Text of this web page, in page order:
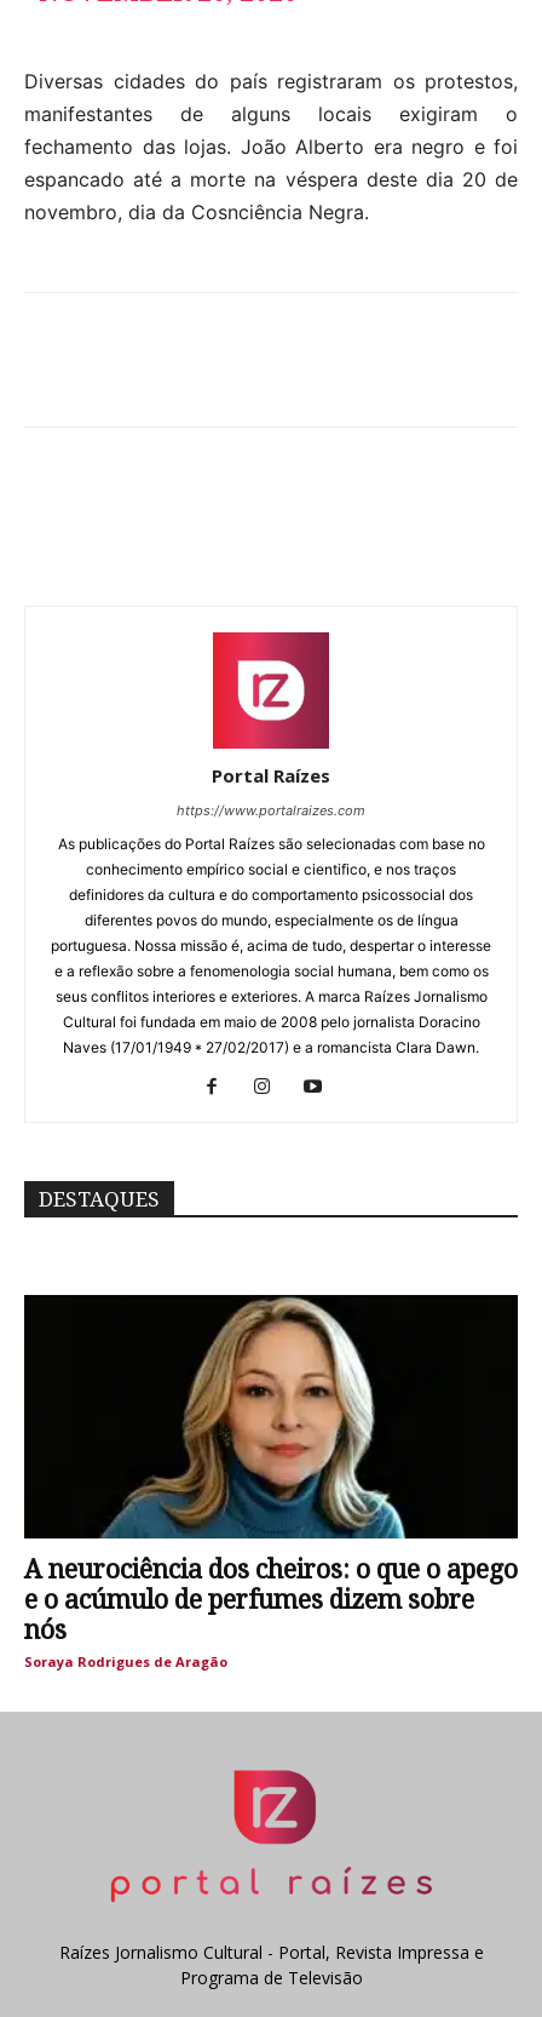
Diversas cidades do país registraram os protestos,
manifestantes de alguns locais exigiram o
fechamento das lojas. João Alberto era negro e foi
espancado até a morte na véspera deste dia 20 de
novembro, dia da Cosnciência Negra.
Portal Raízes
https://www.portalraizes.com
As publicações do Portal Raízes são selecionadas com base no
conhecimento empírico social e cientifico, e nos traços
definidores da cultura e do comportamento psicossocial dos
diferentes povos do mundo, especialmente os de língua
portuguesa. Nossa missão é, acima de tudo, despertar o interesse
e a reflexão sobre a fenomenologia social humana, bem como os
seus conflitos interiores e exteriores. A marca Raízes Jornalismo
Cultural foi fundada em maio de 2008 pelo jornalista Doracino
Naves (17/01/1949 * 27/02/2017) e a romancista Clara Dawn.
DESTAQUES
A neurociência dos cheiros: o que o apego
e o acúmulo de perfumes dizem sobre
nós
Soraya Rodrigues de Aragão
Raízes Jornalismo Cultural - Portal, Revista Impressa e
Programa de Televisão